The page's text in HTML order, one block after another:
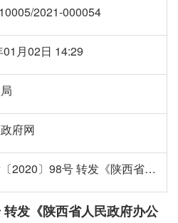
2021-000054
月02日 14:29
府网
南财发〔2020〕98号 转发《陕西省人民政府办公厅关于印发政府集中采购目录及标准（202...
发《陕西省人民政府办公